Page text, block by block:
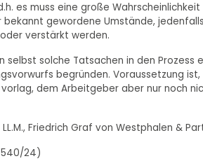
es muss eine große
gewordene Umstände,
verstärkt werden.
selbst solche Tatsachen in den
begründen. Voraussetzung
dem Arbeitgeber aber nur noch
Friedrich Graf von Westphalen &
540/24)